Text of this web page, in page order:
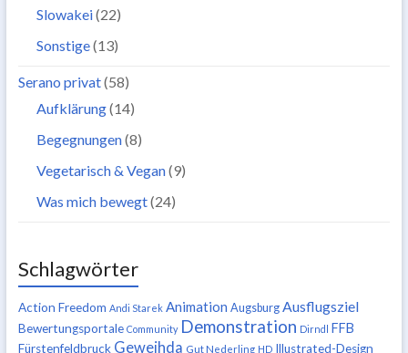
Slowakei(22)
Sonstige(13)
Serano privat(58)
Aufklärung(14)
Begegnungen(8)
Vegetarisch & Vegan(9)
Was mich bewegt(24)
Schlagwörter
Action Freedom Andi Starek Animation Augsburg Ausflugsziel
Bewertungsportale Community Demonstration Dirndl FFB
Fürstenfeldbruck Geweihda Gut Nederling HD Illustrated-Design